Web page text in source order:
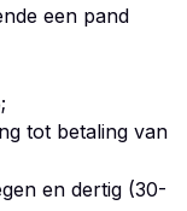
een pand
tot betaling van
en dertig (30-